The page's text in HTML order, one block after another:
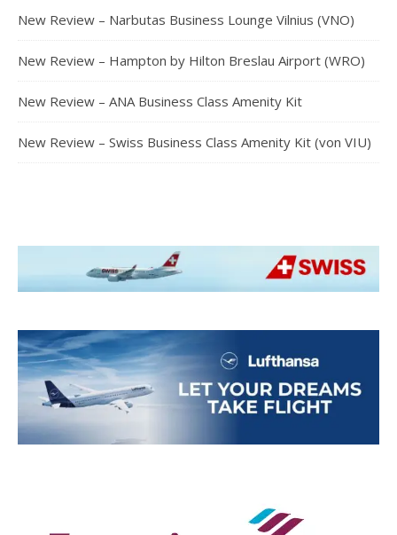
New Review – Narbutas Business Lounge Vilnius (VNO)
New Review – Hampton by Hilton Breslau Airport (WRO)
New Review – ANA Business Class Amenity Kit
New Review – Swiss Business Class Amenity Kit (von VIU)